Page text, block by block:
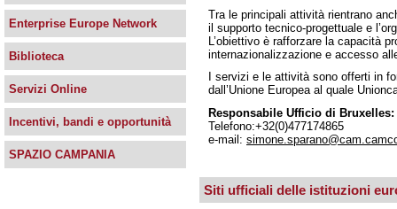
Tra le principali attività rientrano
il supporto tecnico-progettuale e
L’obiettivo è rafforzare la capacità
internazionalizzazione e accesso
I servizi e le attività sono offerti in
dall’Unione Europea al quale
Responsabile Ufficio di
Telefono:+32(0)477174865
e-mail:
Siti ufficiali delle istituzioni
Enterprise Europe Network
Biblioteca
Servizi Online
Incentivi, bandi e opportunità
SPAZIO CAMPANIA